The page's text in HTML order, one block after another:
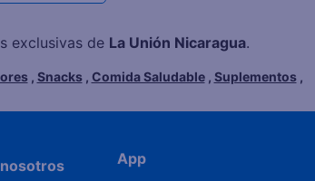
exclusivas de La Unión Nicaragua.
, Snacks, Comida Saludable, Suplementos,
App